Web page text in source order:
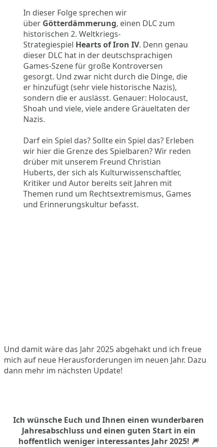
In dieser Folge sprechen wir
über Götterdämmerung, einen DLC zum
historischen 2. Weltkriegs-
Strategiespiel Hearts of Iron IV. Denn genau
dieser DLC hat in der deutschsprachigen
Games-Szene für große Kontroversen
gesorgt. Und zwar nicht durch die Dinge, die
er hinzufügt (sehr viele historische Nazis),
sondern die er auslässt. Genauer: Holocaust,
Shoah und viele, viele andere Gräueltaten der
Nazis.
Darf ein Spiel das? Sollte ein Spiel das? Erleben
wir hier die Grenze des Spielbaren? Wir reden
drüber mit unserem Freund Christian
Huberts, der sich als Kulturwissenschaftler,
Kritiker und Autor bereits seit Jahren mit
Themen rund um Rechtsextremismus, Games
und Erinnerungskultur befasst.
Und damit wäre das Jahr 2025 abgehakt und ich freue
mich auf neue Herausforderungen im neuen Jahr. Dazu
dann mehr im nächsten Update!
Ich wünsche Euch und Ihnen einen wunderbaren
Jahresabschluss und einen guten Start in ein
hoffentlich weniger interessantes Jahr 2025! 🎆